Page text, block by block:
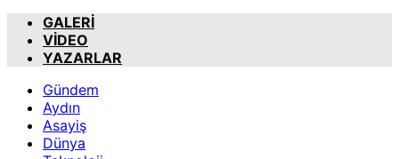
GALERİ
VİDEO
YAZARLAR
Gündem
Aydın
Asayiş
Dünya